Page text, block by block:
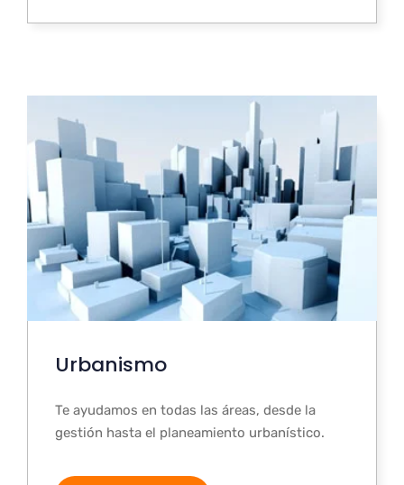
Urbanismo
Te ayudamos en todas las áreas, desde la
gestión hasta el planeamiento urbanístico.